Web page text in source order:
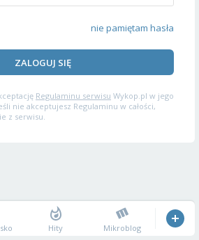
nie pamiętam hasła
ZALOGUJ SIĘ
Regulaminu serwisu Wykop.pl w jego
nie akceptujesz Regulaminu w całości,
z serwisu.
Hity Mikroblog